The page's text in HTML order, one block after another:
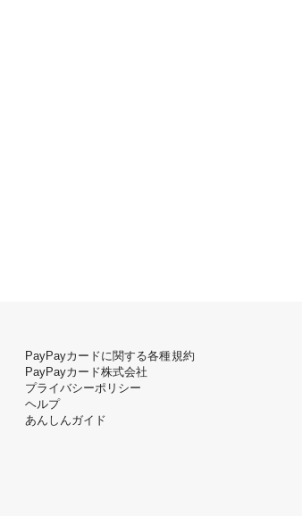
PayPayカードに関する各種規約
PayPayカード株式会社
プライバシーポリシー
ヘルプ
あんしんガイド